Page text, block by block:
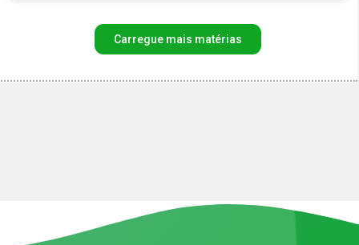
Carregue mais matérias